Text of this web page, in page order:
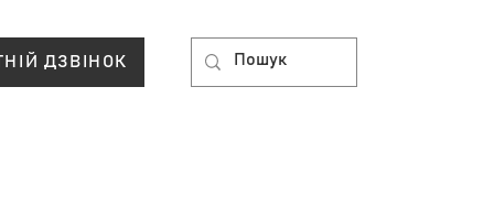
ДЗВІНОК